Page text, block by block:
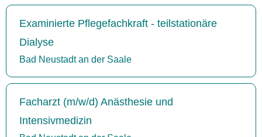
Examinierte Pflegefachkraft - teilstationäre
Dialyse
Bad Neustadt an der Saale
Facharzt (m/w/d) Anästhesie und
Intensivmedizin